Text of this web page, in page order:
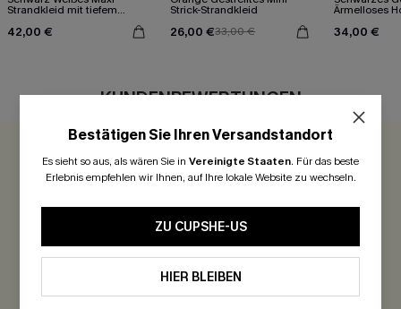
Strandkleid mit tiefem
42,00 €
Strick-Strandkleid
26,00 €33,00 €
Ärmelloses
34,00 €
KUNDENBEWERTUNGEN
0.0
Seien Sie der Erste, der bewertet
BEWERTEN
Bestätigen Sie Ihren Versandstandort
Es sieht so aus, als wären Sie in Vereinigte Staaten. Für das beste
Erlebnis empfehlen wir Ihnen, auf Ihre lokale Website zu wechseln.
ZU CUPSHE-US
HIER BLEIBEN